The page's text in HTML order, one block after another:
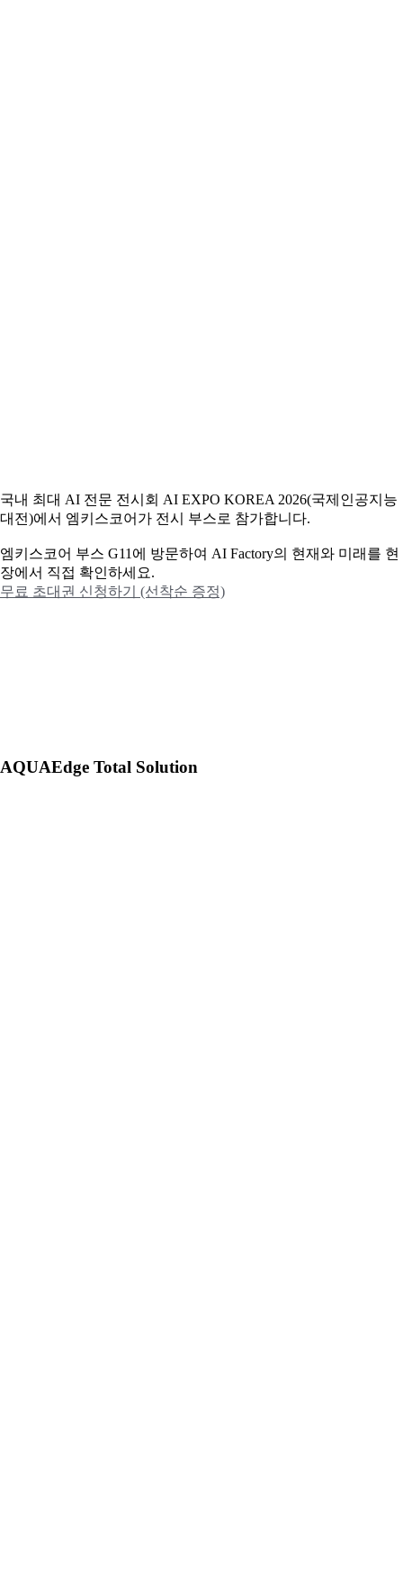
국내 최대 AI 전문 전시회 AI EXPO KOREA 2026(국제인공지능
대전)에서 엠키스코어가 전시 부스로 참가합니다.
엠키스코어 부스 G11에 방문하여 AI Factory의 현재와 미래를 현
장에서 직접 확인하세요.
무료 초대권 신청하기 (선착순 증정)
AQUAEdge Total Solution